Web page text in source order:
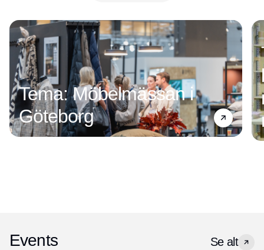
Tema: Möbelmässan i
Göteborg
Events Se alt